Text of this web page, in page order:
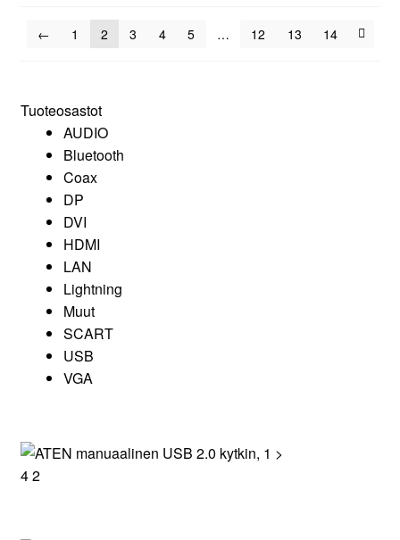
← 1 2 3 4 5 … 12 13 14
Tuoteosastot
AUDIO
Bluetooth
Coax
DP
DVI
HDMI
LAN
Lightning
Muut
SCART
USB
VGA